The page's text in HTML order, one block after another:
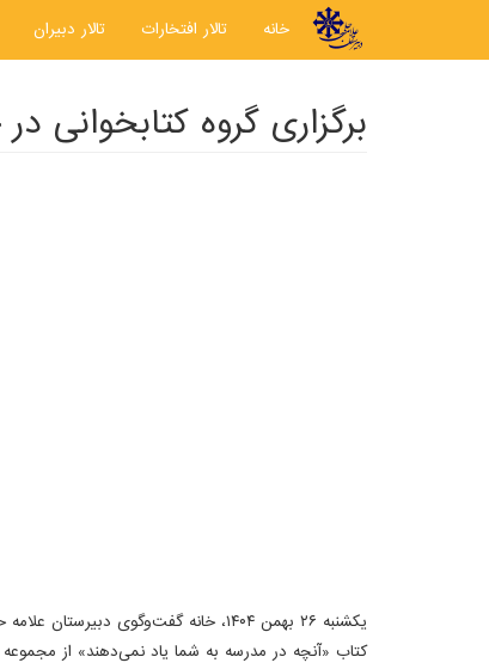
خانه
تالار افتخارات تالار دبیران
برگزاری گروه کتابخوانی
کتاب «آنچه در مدرسه به شما یاد نمی‌دهند» از